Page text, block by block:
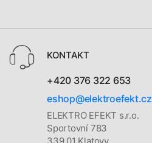
KONTAKT
+420 376 322 653
eshop@elektroefekt.cz
ELEKTRO EFEKT s.r.o.
Sportovní 783